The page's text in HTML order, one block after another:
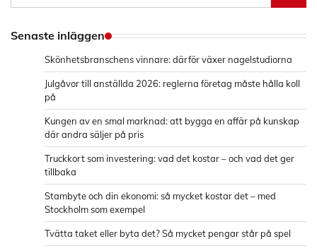
efter:
Senaste inläggen
Skönhetsbranschens vinnare: därför växer nagelstudiorna
Julgåvor till anställda 2026: reglerna företag måste hålla koll
på
Kungen av en smal marknad: att bygga en affär på kunskap
där andra säljer på pris
Truckkort som investering: vad det kostar – och vad det ger
tillbaka
Stambyte och din ekonomi: så mycket kostar det – med
Stockholm som exempel
Tvätta taket eller byta det? Så mycket pengar står på spel